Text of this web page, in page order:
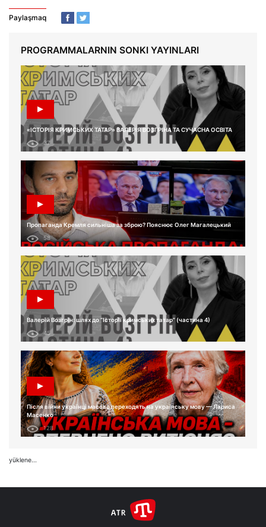
Paylaşmaq
PROGRAMMALARNIN SONKI YAYINLARI
«ІСТОРІЯ КРИМСЬКИХ ТАТАР» ВАЛЕРІЯ ВОЗГРІНА ТА СУЧАСНА ОСВІТА
37
Пропаганда Кремля сильніша за зброю? Пояснює Олег Магалецький
58
Валерій Возгрін: шлях до “Історії кримських татар” (частина 4)
45
Після війни українці масово переходять на українську мову — Лариса
Масенко
128
yüklene...